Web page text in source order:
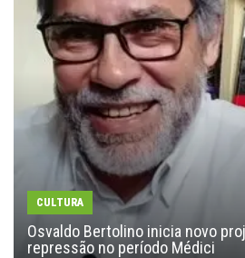
CULTURA
Osvaldo Bertolino inicia novo
repressão no período Médici